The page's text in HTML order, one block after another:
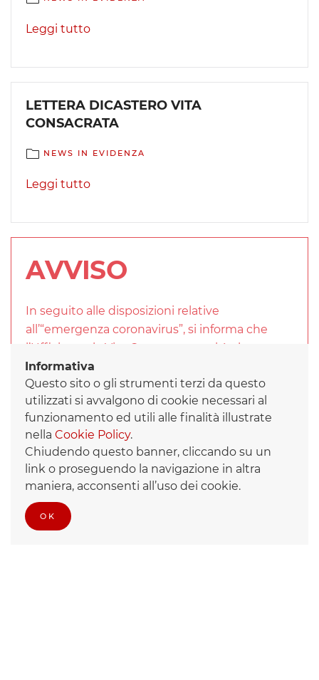
Informativa
Questo sito o gli strumenti terzi da questo
utilizzati si avvalgono di cookie necessari al
funzionamento ed utili alle finalità illustrate
nella Cookie Policy.
Chiudendo questo banner, cliccando su un
link o proseguendo la navigazione in altra
maniera, acconsenti all’uso dei cookie.
OK
Leggi tutto
LETTERA DICASTERO VITA
CONSACRATA
NEWS IN EVIDENZA
Leggi tutto
AVVISO
In seguito alle disposizioni relative
all’“emergenza coronavirus”, si informa che
l’Ufficio per la Vita Consacrata aprirà al
pubblico il martedì e il giovedì dalle ore 8.45
alle ore 12.45 fino a nuove disposizioni.
Obbligatorio l’uso di guanti e mascherina
rispettando la distanza di sicurezza fin
dall’ingresso del Palazzo del Vicariato.
Per eventuali urgenze contattare l’Ufficio:
Tel. 06.69886217 - 06.69886258
Mail:ufficiovitaconsacrata@diocesidiroma.it